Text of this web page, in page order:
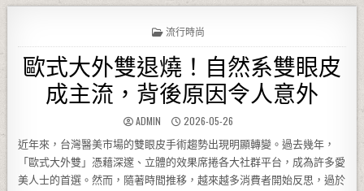
POSTED IN
流行時尚
歐式大外雙退燒！自然系雙眼皮
成主流，背後原因令人意外
AUTHOR:
ADMIN PUBLISHED DATE:
2026-05-26
近年來，台灣醫美市場的雙眼皮手術趨勢出現明顯轉變。過去幾年，
「歐式大外雙」憑藉深邃、立體的效果席捲各大社群平台，成為許多愛
美人士的首選。然而，隨著時間推移，越來越多消費者開始反思，過於